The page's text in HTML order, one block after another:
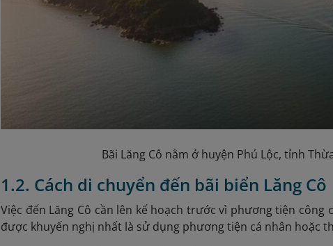
Bãi Lăng Cô nằm ở huyện Phú Lộc, tỉnh
1.2. Cách di chuyển đến bãi biển Lăng Cô
Việc đến Lăng Cô cần lên kế hoạch trước vì phương tiện
được khuyến nghị nhất là sử dụng phương tiện cá nhân hoặc